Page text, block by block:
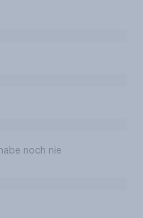
noch nie